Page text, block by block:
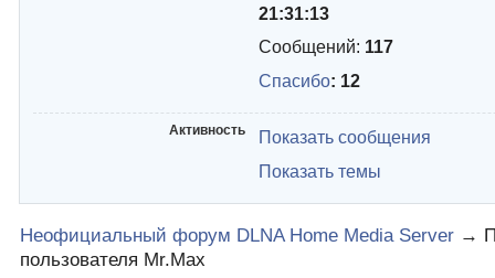
21:31:13
Сообщений: 117
Спасибо: 12
Активность
Показать сообщения
Показать темы
Неофициальный форум DLNA Home Media Server →
пользователя Mr.Max